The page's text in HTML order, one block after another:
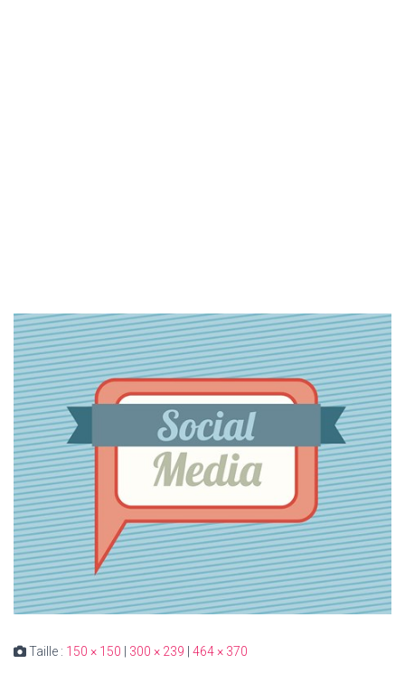
Taille : 150 × 150 300 × 239 464 × 370